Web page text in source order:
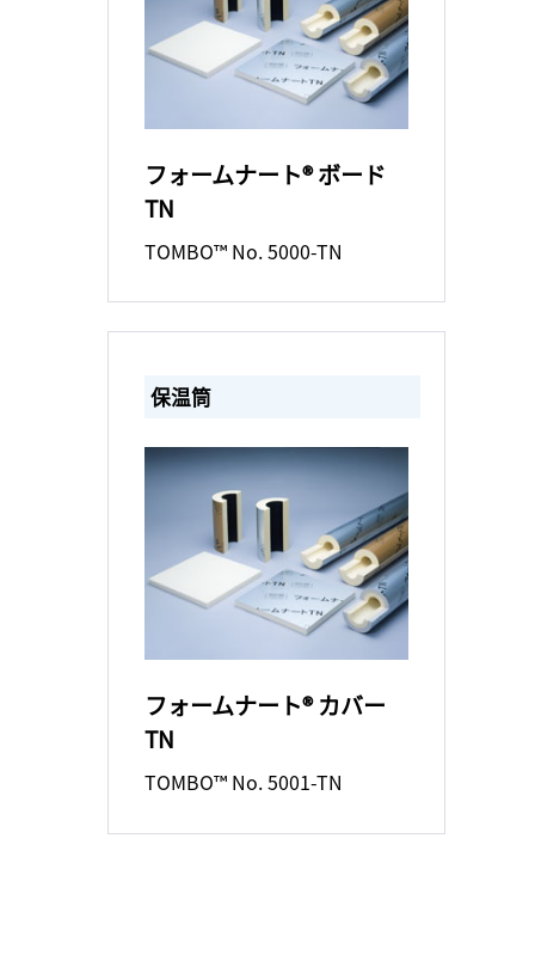
フォームナート® ボード
TN
TOMBO™ No. 5000-TN
保温筒
フォームナート® カバー
TN
TOMBO™ No. 5001-TN